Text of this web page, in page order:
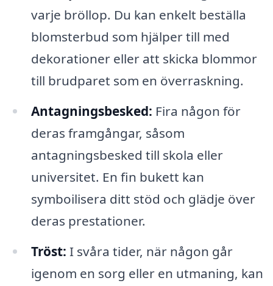
varje bröllop. Du kan enkelt beställa
blomsterbud som hjälper till med
dekorationer eller att skicka blommor
till brudparet som en överraskning.
Antagningsbesked: Fira någon för
deras framgångar, såsom
antagningsbesked till skola eller
universitet. En fin bukett kan
symboilisera ditt stöd och glädje över
deras prestationer.
Tröst: I svåra tider, när någon går
igenom en sorg eller en utmaning, kan